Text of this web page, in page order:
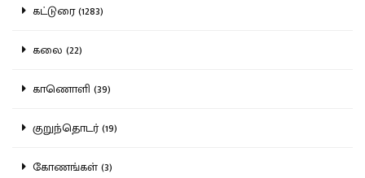
கட்டுரை (1283)
கலை (22)
காணொளி (39)
குறுந்தொடர் (19)
கோணங்கள் (3)